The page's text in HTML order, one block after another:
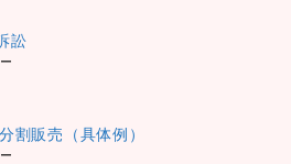
訟
割販売（具体例）